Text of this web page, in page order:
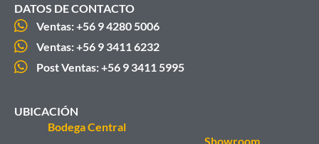
DATOS DE CONTACTO
Ventas: +56 9 4280 5006
Ventas: +56 9 3411 6232
Post Ventas: +56 9 3411 5995
UBICACIÓN
Bodega Central
Showroom